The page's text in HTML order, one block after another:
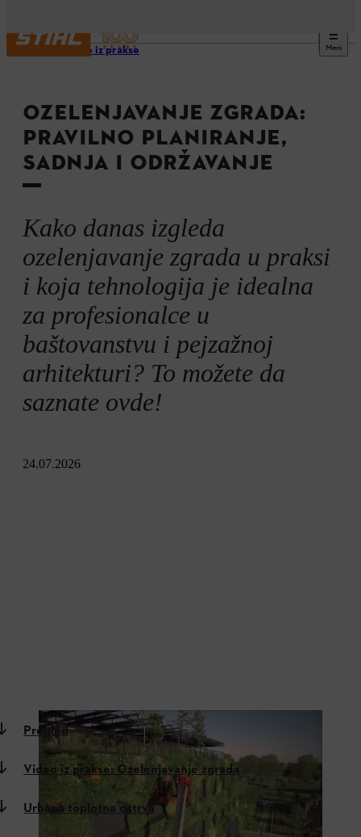
Meni
Iskustvo iz prakse
OZELENJAVANJE ZGRADA:
PRAVILNO PLANIRANJE,
SADNJA I ODRŽAVANJE
Kako danas izgleda
ozelenjavanje zgrada u praksi
i koja tehnologija je idealna
za profesionalce u
baštovanstvu i pejzažnoj
arhitekturi? To možete da
saznate ovde!
24.07.2026
Pregled
Video iz prakse: Ozelenjavanje zgrada
Urbana toplotna ostrva